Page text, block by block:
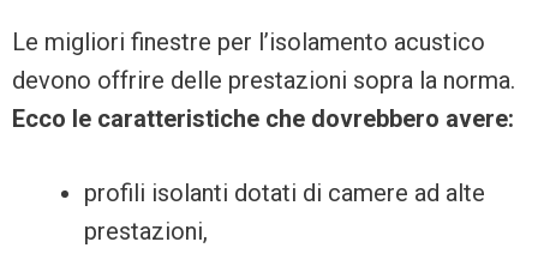
Le migliori finestre per l’isolamento acustico
devono offrire delle prestazioni sopra la norma.
Ecco le caratteristiche che dovrebbero avere:
profili isolanti dotati di camere ad alte
prestazioni,